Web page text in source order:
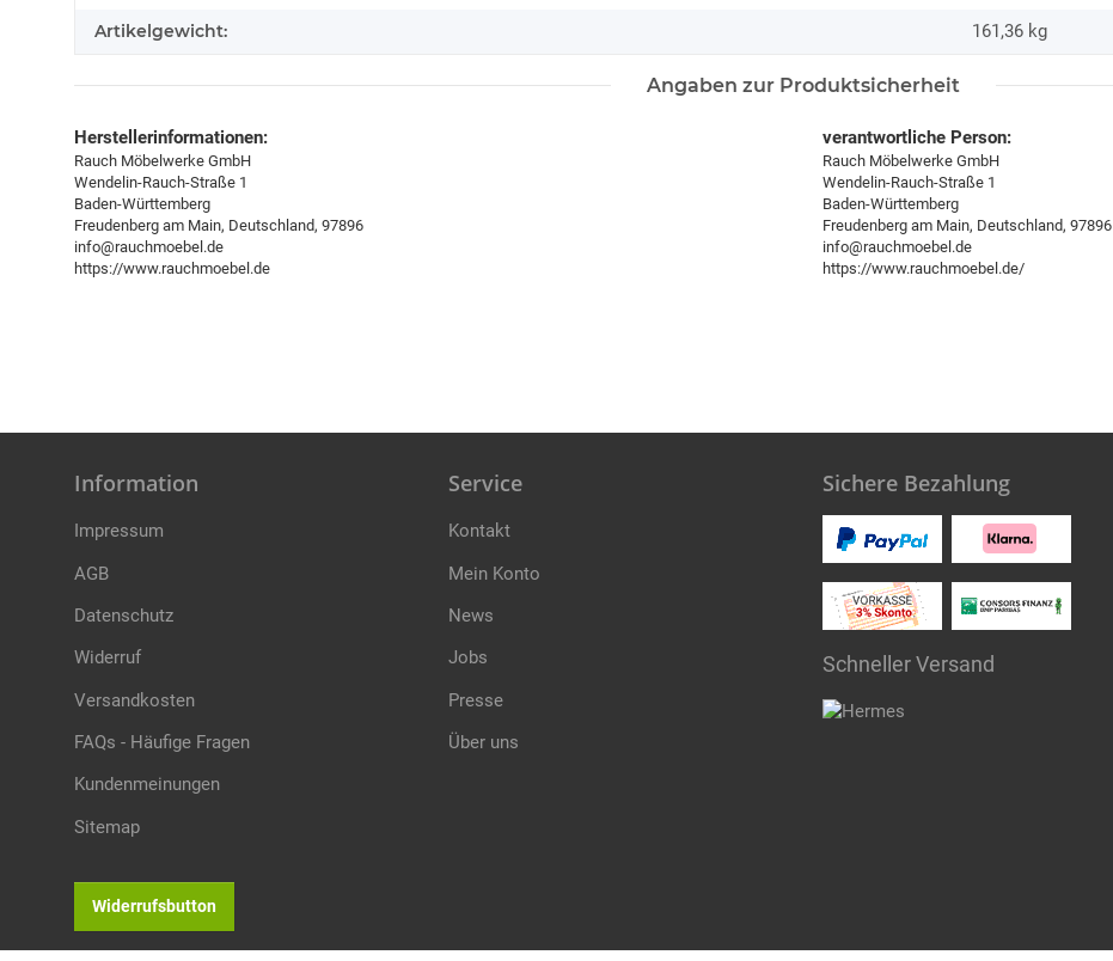
Artikelgewicht: 161,36 kg
Angaben zur Produktsicherheit
Herstellerinformationen:
Rauch Möbelwerke GmbH
Wendelin-Rauch-Straße 1
Baden-Württemberg
Freudenberg am Main, Deutschland, 97896
info@rauchmoebel.de
https://www.rauchmoebel.de
verantwortliche Person:
Rauch Möbelwerke GmbH
Wendelin-Rauch-Straße 1
Baden-Württemberg
Freudenberg am Main, Deutschland, 97896
info@rauchmoebel.de
https://www.rauchmoebel.de/
Information
Impressum
AGB
Datenschutz
Widerruf
Versandkosten
FAQs - Häufige Fragen
Kundenmeinungen
Sitemap
Service
Kontakt
Mein Konto
News
Jobs
Presse
Über uns
Sichere Bezahlung
Schneller Versand
Widerrufsbutton